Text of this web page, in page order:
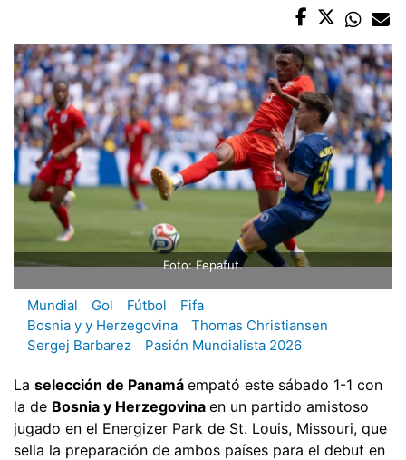
Foto: Fepafut.
Mundial Gol Fútbol
Fifa
Bosnia y y Herzegovina
Thomas Christiansen
Sergej Barbarez
Pasión Mundialista 2026
La selección de Panamá empató este sábado 1-1 con
la de Bosnia y Herzegovina en un partido amistoso
jugado en el Energizer Park de St. Louis, Missouri, que
sella la preparación de ambos países para el debut en